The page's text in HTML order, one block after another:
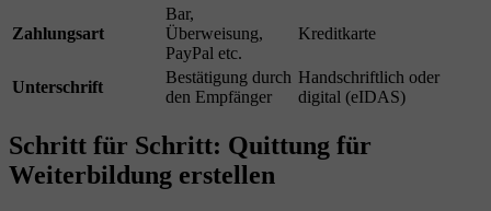
Zahlungsart
Bar,
Überweisung,
PayPal etc.
Kreditkarte
Unterschrift
Bestätigung durch
den Empfänger
Handschriftlich oder
digital (eIDAS)
Schritt für Schritt: Quittung für
Weiterbildung erstellen